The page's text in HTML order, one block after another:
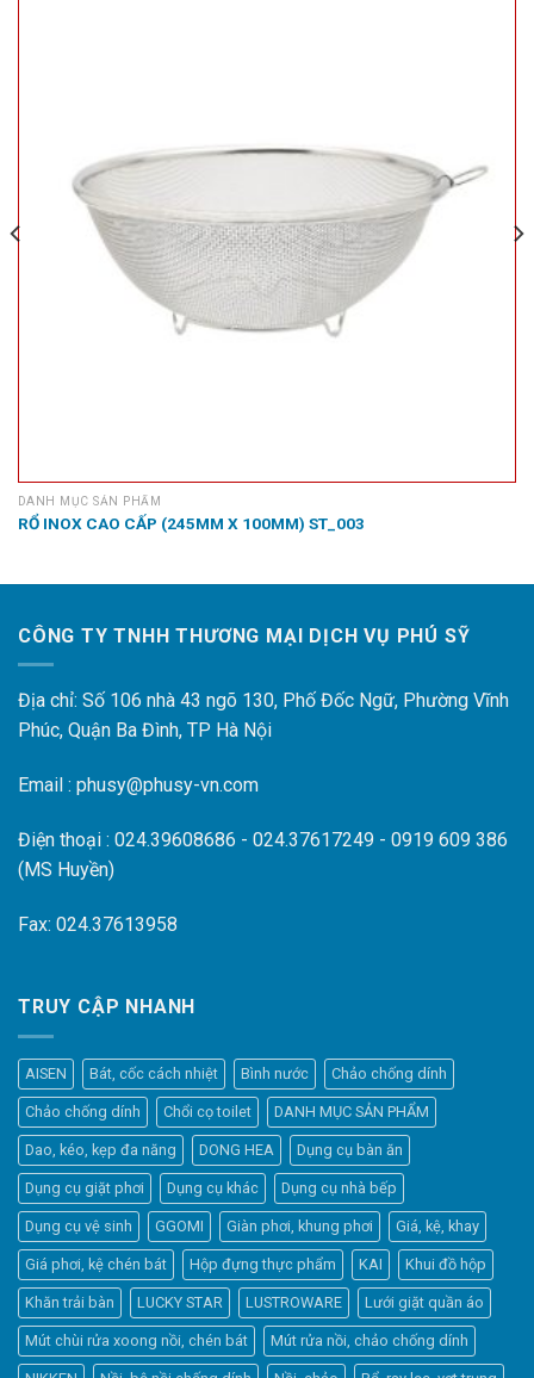
DANH MỤC SẢN PHẨM
RỔ INOX CAO CẤP (245MM X 100MM) ST_003
CÔNG TY TNHH THƯƠNG MẠI DỊCH VỤ PHÚ SỸ
Địa chỉ: Số 106 nhà 43 ngõ 130, Phố Đốc Ngữ, Phường Vĩnh
Phúc, Quận Ba Đình, TP Hà Nội
Email : phusy@phusy-vn.com
Điện thoại : 024.39608686 - 024.37617249 - 0919 609 386
(MS Huyền)
Fax: 024.37613958
TRUY CẬP NHANH
AISEN Bát, cốc cách nhiệt Bình nước Chảo chống dính
Chảo chống dính Chổi cọ toilet DANH MỤC SẢN PHẨM
Dao, kéo, kẹp đa năng DONG HEA Dụng cụ bàn ăn
Dụng cụ giặt phơi Dụng cụ khác Dụng cụ nhà bếp
Dụng cụ vệ sinh GGOMI Giàn phơi, khung phơi Giá, kệ, khay
Giá phơi, kệ chén bát Hộp đựng thực phẩm KAI Khui đồ hộp
Khăn trải bàn LUCKY STAR LUSTROWARE Lưới giặt quần áo
Mút chùi rửa xoong nồi, chén bát Mút rửa nồi, chảo chống dính
Elfsight
Typically replies within a day